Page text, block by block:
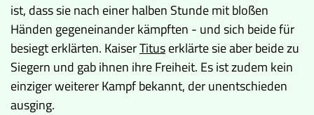
ist, dass sie nach einer halben Stunde mit bloßen
Händen gegeneinander kämpften - und sich beide für
besiegt erklärten. KaiserTituserklärte sie aber beide zu
Siegern und gab ihnen ihre Freiheit. Es ist zudem kein
einziger weiterer Kampf bekannt, der unentschieden
ausging.